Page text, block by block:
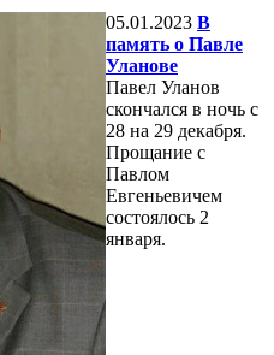
05.01.2023 В
память о Павле
Уланове
Павел Уланов
скончался в ночь с
28 на 29 декабря.
Прощание с
Павлом
Евгеньевичем
состоялось 2
января.